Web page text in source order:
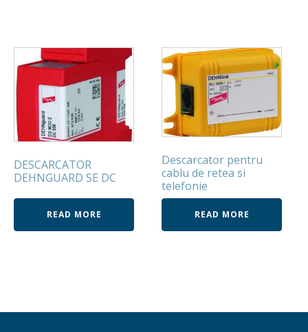
DESCARCATOR
DEHNGUARD SE DC
READ MORE
Descarcator pentru
cablu de retea si
telefonie
READ MORE